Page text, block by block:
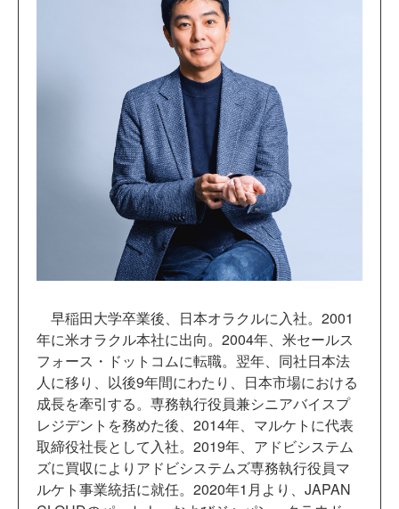
早稲田大学卒業後、日本オラクルに入社。2001
年に米オラクル本社に出向。2004年、米セールス
フォース・ドットコムに転職。翌年、同社日本法
人に移り、以後9年間にわたり、日本市場における
成長を牽引する。専務執行役員兼シニアバイスプ
レジデントを務めた後、2014年、マルケトに代表
取締役社長として入社。2019年、アドビシステム
ズに買収によりアドビシステムズ専務執行役員マ
ルケト事業統括に就任。2020年1月より、JAPAN